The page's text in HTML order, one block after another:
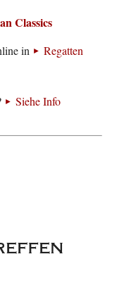
Classics
in
Regatten
Siehe Info